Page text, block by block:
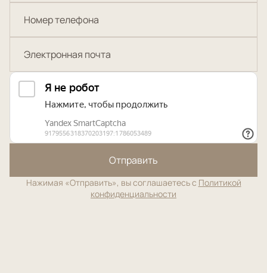
Отправить
Нажимая «Отправить», вы соглашаетесь с Политикой
конфиденциальности